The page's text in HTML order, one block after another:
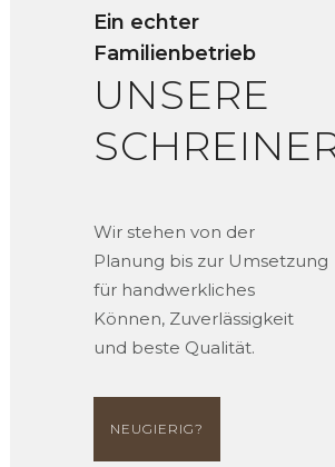
Ein echter
Familienbetrieb
UNSERE
Wir stehen von der
Planung bis zur Umsetzung
für handwerkliches
Können, Zuverlässigkeit
und beste Qualität.
NEUGIERIG?